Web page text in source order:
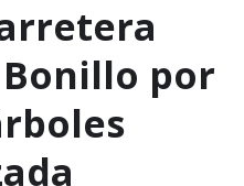
Bonillo por